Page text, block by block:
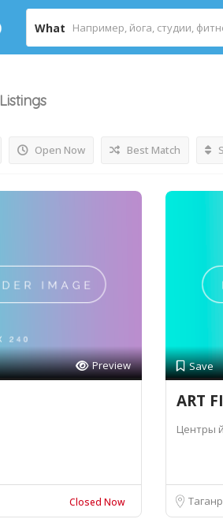
What
Listings
Open Now Best Match
Preview
Closed Now
Save
ART
Центры